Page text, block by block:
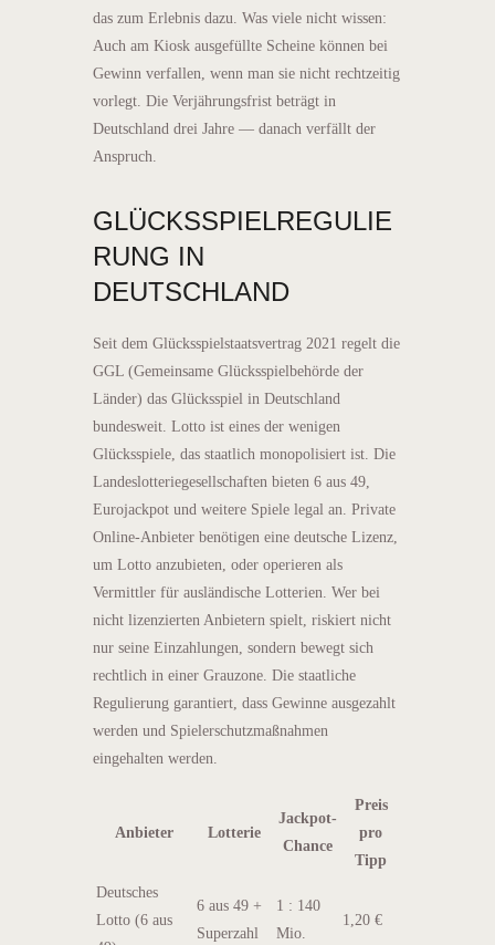
das zum Erlebnis dazu. Was viele nicht wissen:
Auch am Kiosk ausgefüllte Scheine können bei
Gewinn verfallen, wenn man sie nicht rechtzeitig
vorlegt. Die Verjährungsfrist beträgt in
Deutschland drei Jahre — danach verfällt der
Anspruch.
GLÜCKSSPIELREGULIE
RUNG IN
DEUTSCHLAND
Seit dem Glücksspielstaatsvertrag 2021 regelt die
GGL (Gemeinsame Glücksspielbehörde der
Länder) das Glücksspiel in Deutschland
bundesweit. Lotto ist eines der wenigen
Glücksspiele, das staatlich monopolisiert ist. Die
Landeslotteriegesellschaften bieten 6 aus 49,
Eurojackpot und weitere Spiele legal an. Private
Online-Anbieter benötigen eine deutsche Lizenz,
um Lotto anzubieten, oder operieren als
Vermittler für ausländische Lotterien. Wer bei
nicht lizenzierten Anbietern spielt, riskiert nicht
nur seine Einzahlungen, sondern bewegt sich
rechtlich in einer Grauzone. Die staatliche
Regulierung garantiert, dass Gewinne ausgezahlt
werden und Spielerschutzmaßnahmen
eingehalten werden.
Anbieter Lotterie
Jackpot-
Chance
Preis
pro
Tipp
Deutsches
Lotto (6 aus
6 aus 49 +
Superzahl
1 : 140
Mio.
1,20 €